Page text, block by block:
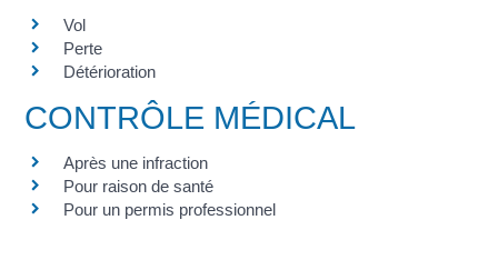
Vol
Perte
Détérioration
CONTRÔLE MÉDICAL
Après une infraction
Pour raison de santé
Pour un permis professionnel